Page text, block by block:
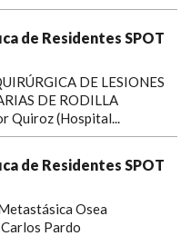
de Residentes SPOT
DE LESIONES
DE RODILLA
Quiroz (Hospital...
de Residentes SPOT
Osea
Pardo